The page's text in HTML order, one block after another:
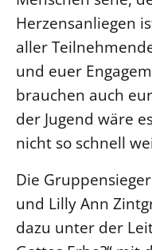
Herzensanliegen
aller
und euer
brauchen auch
der Jugend wäre
nicht so schnell
Die
und Lilly Ann
dazu unter der